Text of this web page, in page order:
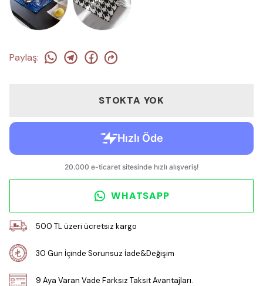
Paylaş:
STOKTA YOK
WHATSAPP
500 TL üzeri ücretsiz kargo
30 Gün İçinde Sorunsuz İade&Değişim
9 Aya Varan Vade Farksız Taksit Avantajları.